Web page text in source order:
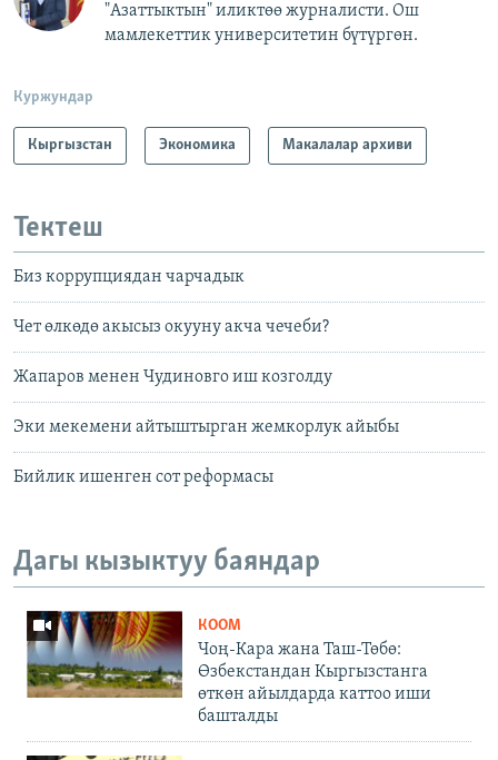
"Азаттыктын" иликтөө журналисти. Ош
мамлекеттик университетин бүтүргөн.
Куржундар
Кыргызстан Экономика Макалалар архиви
Тектеш
Биз коррупциядан чарчадык
Чет өлкөдө акысыз окууну акча чечеби?
Жапаров менен Чудиновго иш козголду
Эки мекемени айтыштырган жемкорлук айыбы
Бийлик ишенген сот реформасы
Дагы кызыктуу баяндар
КООМ
Чоң-Кара жана Таш-Төбө:
Өзбекстандан Кыргызстанга
өткөн айылдарда каттоо иши
башталды